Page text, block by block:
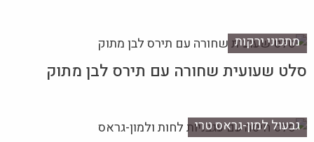
מתכוני ירקות
סלט שעועית שחורה עם תירס לבן מתוק
גבעול למון-גראס טרי